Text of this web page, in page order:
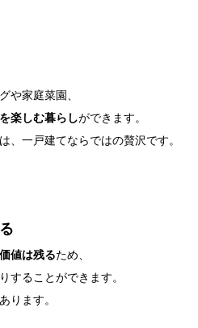
や家庭菜園、
楽しむ暮らしができます。
、一戸建てならではの贅沢です。
値は残るため、
することができます。
ります。